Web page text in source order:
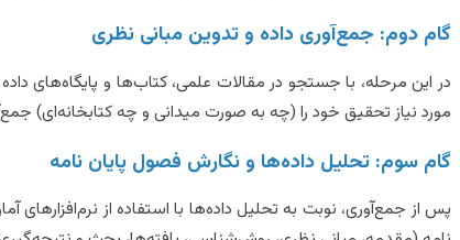
گام دوم: جمع‌آوری داده و تدوین مبانی نظری
در این مرحله، با جستجو در مقالات علمی، کتاب‌ها و پایگاه‌های
مورد نیاز تحقیق خود را (چه به صورت میدانی و چه کتابخانه‌ای)
گام سوم: تحلیل داده‌ها و نگارش فصول پایان نامه
پس از جمع‌آوری، نوبت به تحلیل داده‌ها با استفاده از